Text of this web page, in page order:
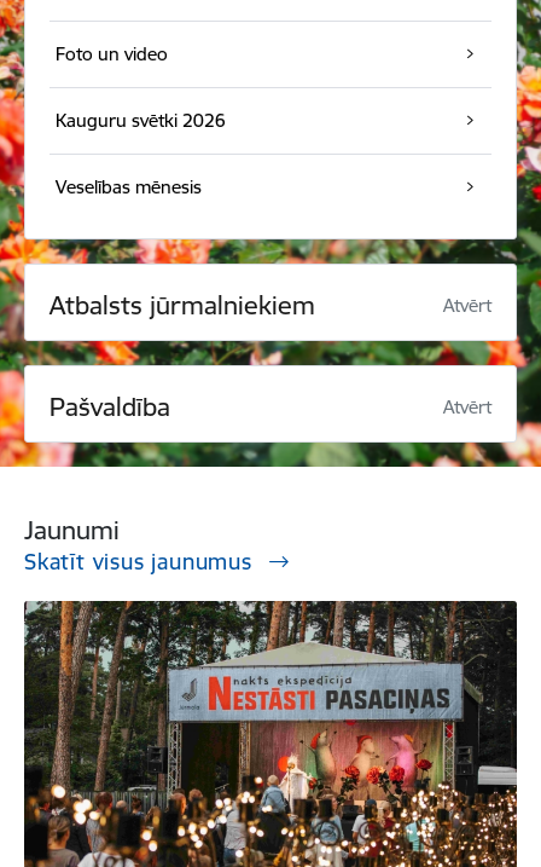
Foto un video
Kauguru svētki 2026
Veselības mēnesis
Atbalsts jūrmalniekiem Atvērt
Pašvaldība Atvērt
Jaunumi
Skatīt visus jaunumus